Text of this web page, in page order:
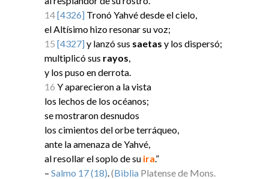
14[4326] Tronó Yahvé desde el cielo,
el Altísimo hizo resonar su voz;
15 [4327]y lanzó sus saetas y los dispersó;
multiplicó sus rayos,
y los puso en derrota.
16 Y aparecieron a la vista
los lechos de los océanos;
se mostraron desnudos
los cimientos del orbe terráqueo,
ante la amenaza de Yahvé,
al resollar el soplo de su ira.”
– Salmo 17 (18).(Biblia Platense de Mons.